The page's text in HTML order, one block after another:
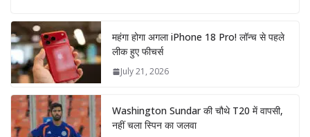
महंगा होगा अगला iPhone 18 Pro! लॉन्च से पहले
लीक हुए फीचर्स
July 21, 2026
Washington Sundar की चौथे T20 में वापसी,
नहीं चला स्पिन का जलवा